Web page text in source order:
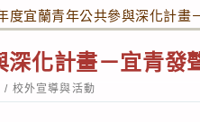
度宜蘭青年公共參與深化計畫
化計畫－宜青發
/ 校外宣導與活動